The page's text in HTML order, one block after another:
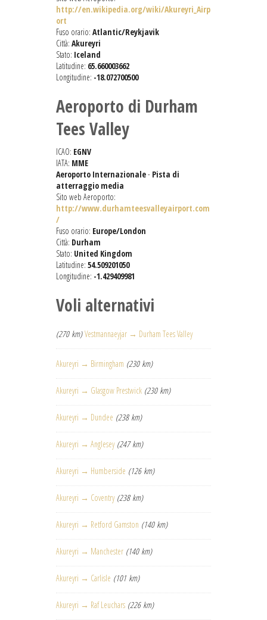
http://en.wikipedia.org/wiki/Akureyri_Airp
ort
Fuso orario: Atlantic/Reykjavik
Città: Akureyri
Stato: Iceland
Latitudine: 65.660003662
Longitudine: -18.072700500
Aeroporto di Durham
Tees Valley
ICAO: EGNV
IATA: MME
Aeroporto Internazionale- Pista di
atterraggio media
Sito web Aeroporto:
http://www.durhamteesvalleyairport.com
/
Fuso orario: Europe/London
Città: Durham
Stato: United Kingdom
Latitudine: 54.509201050
Longitudine: -1.429409981
Voli alternativi
(270 km) Vestmannaeyjar → Durham Tees Valley
Akureyri → Birmingham (230 km)
Akureyri → Glasgow Prestwick (230 km)
Akureyri → Dundee (238 km)
Akureyri → Anglesey (247 km)
Akureyri → Humberside (126 km)
Akureyri → Coventry (238 km)
Akureyri → Retford Gamston (140 km)
Akureyri → Manchester (140 km)
Akureyri → Carlisle (101 km)
Akureyri → Raf Leuchars (226 km)